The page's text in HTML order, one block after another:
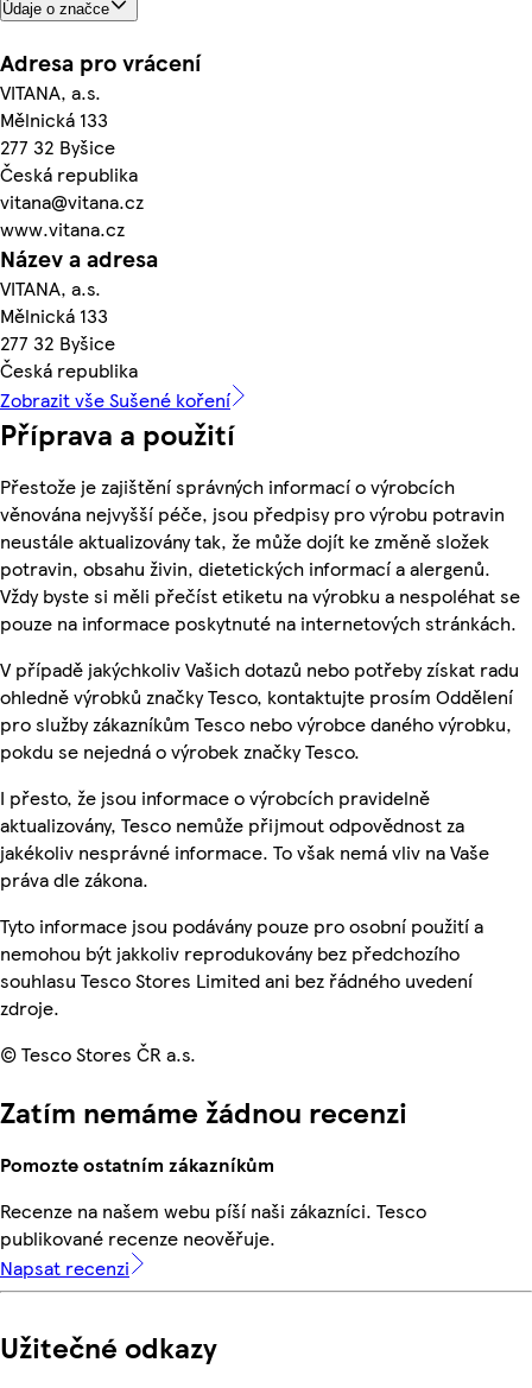
Údaje o značce
Adresa pro vrácení
VITANA, a.s.
Mělnická 133
277 32 Byšice
Česká republika
vitana@vitana.cz
www.vitana.cz
Název a adresa
VITANA, a.s.
Mělnická 133
277 32 Byšice
Česká republika
Zobrazit vše Sušené koření
Příprava a použití
Přestože je zajištění správných informací o výrobcích
věnována nejvyšší péče, jsou předpisy pro výrobu potravin
neustále aktualizovány tak, že může dojít ke změně složek
potravin, obsahu živin, dietetických informací a alergenů.
Vždy byste si měli přečíst etiketu na výrobku a nespoléhat se
pouze na informace poskytnuté na internetových stránkách.
V případě jakýchkoliv Vašich dotazů nebo potřeby získat radu
ohledně výrobků značky Tesco, kontaktujte prosím Oddělení
pro služby zákazníkům Tesco nebo výrobce daného výrobku,
pokdu se nejedná o výrobek značky Tesco.
I přesto, že jsou informace o výrobcích pravidelně
aktualizovány, Tesco nemůže přijmout odpovědnost za
jakékoliv nesprávné informace. To však nemá vliv na Vaše
práva dle zákona.
Tyto informace jsou podávány pouze pro osobní použití a
nemohou být jakkoliv reprodukovány bez předchozího
souhlasu Tesco Stores Limited ani bez řádného uvedení
zdroje.
© Tesco Stores ČR a.s.
Zatím nemáme žádnou recenzi
Pomozte ostatním zákazníkům
Recenze na našem webu píší naši zákazníci. Tesco
publikované recenze neověřuje.
Napsat recenzi
Užitečné odkazy